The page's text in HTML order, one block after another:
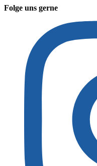
Folge uns gerne